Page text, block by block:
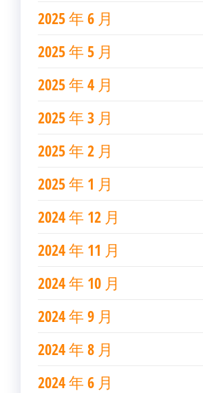
2025 年 6 月
2025 年 5 月
2025 年 4 月
2025 年 3 月
2025 年 2 月
2025 年 1 月
2024 年 12 月
2024 年 11 月
2024 年 10 月
2024 年 9 月
2024 年 8 月
2024 年 6 月